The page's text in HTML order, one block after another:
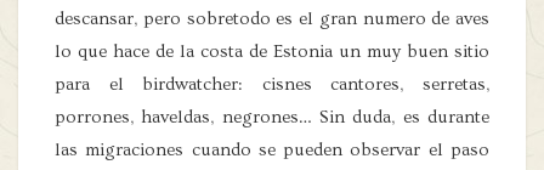
descansar, pero sobretodo es el gran numero de aves
lo que hace de la costa de Estonia un muy buen sitio
para el birdwatcher: cisnes cantores, serretas,
porrones, haveldas, negrones… Sin duda, es durante
las migraciones cuando se pueden observar el paso